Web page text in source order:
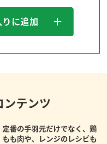
りに追加
ンテンツ
定番の手羽元だけでなく、鶏
もも肉や、レンジのレシピも